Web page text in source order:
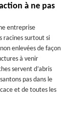
à ne pas
entreprise
racines surtout si
enlevées de façon
à venir
servent d’abris
pas dans le
et de toutes les